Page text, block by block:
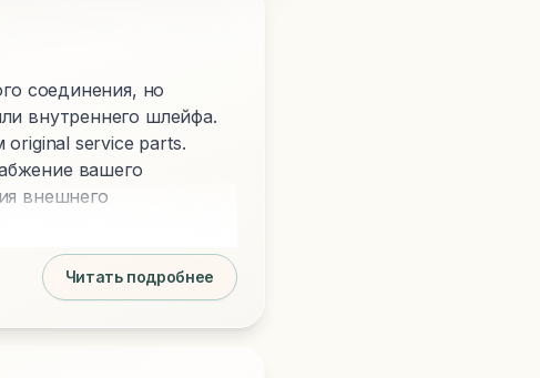
соединения, но
внутреннего шлейфа.
service parts.
вашего
внешнего
Читать подробнее